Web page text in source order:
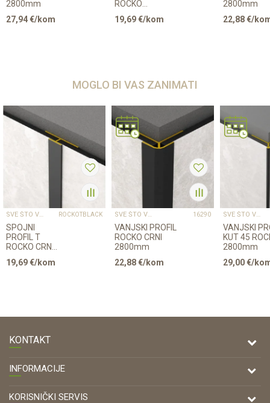
2800mm
27,94€/kom
ROCKO
2800mm
19,69€/kom
2800mm
22,88€/
MOGLO BI VAS ZANIMATI
SVE ŠTO VAM TREBA ZA PROFESIONALNU MONTAŽU ROCKOTBLACK
SPOJNI
PROFIL T
ROCKO CRNI
19,69€/kom
SVE ŠTO VAM TREBA ZA PROFESIONALNU MONTAŽU 16290
VANJSKI PROFIL
ROCKO CRNI
2800mm
22,88€/kom
SVE ŠTO VAM TREBA ZA PROFESIONALNU MONTAŽU
VANJSKI
KUT 45
2800mm
29,00€/
KONTAKT
DRVONA D.O.O.
Antuna Mihanovića 7,
47000 Karlovac
INFORMACIJE
O nama
KORISNIČKI SERVIS